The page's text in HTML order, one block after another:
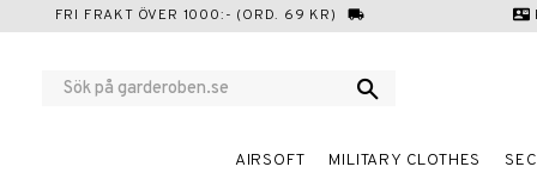
FRI FRAKT ÖVER 1000:- (ORD. 69 KR) local_shipping contact_mail
AIRSOFT MILITARY CLOTHES